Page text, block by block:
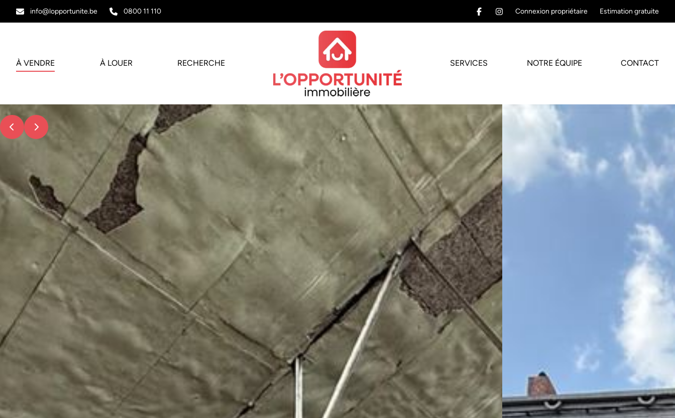
info@lopportunite.be 0800 11 110 Connexion propriétaire Estimation gratuite
À VENDRE À LOUER RECHERCHE SERVICES NOTRE ÉQUIPE CONTACT